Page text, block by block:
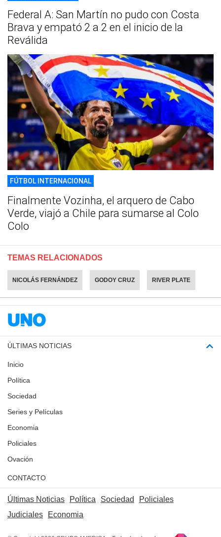
Federal A: San Martín no pudo con Costa
Brava y empató 2 a 2 en el inicio de la
Reválida
FÚTBOL INTERNACIONAL
Finalmente Vozinha, el arquero de Cabo
Verde, viajó a Chile para sumarse al Colo
Colo
TEMAS RELACIONADOS
NICOLÁS FERNÁNDEZ GODOY CRUZ RIVER PLATE
ÚLTIMAS NOTICIAS
Inicio
Política
Sociedad
Series y Películas
Economia
Policiales
Ovación
CONTACTO
Últimas Noticias Política Sociedad
Policiales
Judiciales
Economia